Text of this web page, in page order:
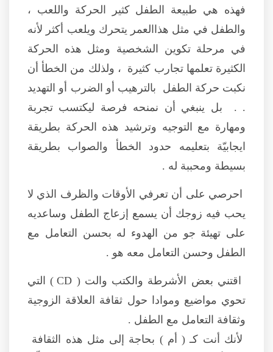
فهذه هي طبيعة الطفل كثير الحركة واللعب ،
والطفل في مثل هذاالعمر يتحرك ويلعب أكثر لأنه
في مرحلة تكوين الشخصية ومثل هذه الحركة
الكثيرة تعلمها تجارب كثيرة ، ولذلك من الخطأ أن
نكبت حركة الطفل بالترهيب أو الضرب أو التهديد
. . بل ينبغي أن نمنحه فرصة ليكتسب تجربة
ومهارة مع التوجيه وترشيد هذه الحركة بطريقة
ايجابيّة بتعليمه حدود الخطأ والصواب بطريقة
بسيطة ومحببة له .
احرصي على أن تعرفي الأوقات والظرف الذي لا
يحب فيه زوجك أن يسمع إزعاج الطفل وساعديه
على تهيئة جو من الهدوء له بحسن التعامل مع
الطفل وحسن التعامل معه هو .
اقتني بعض الأشرطة والكتب والت ( CD ) التي
تحوي مواضيع وموادا حول ثقافة العلاقة الزوجية
وثقافة التعامل مع الطفل .
لأنك أنت كـ ( أم ) بحاجة إلى مثل هذه الثقافة